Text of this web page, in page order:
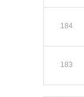
184
183